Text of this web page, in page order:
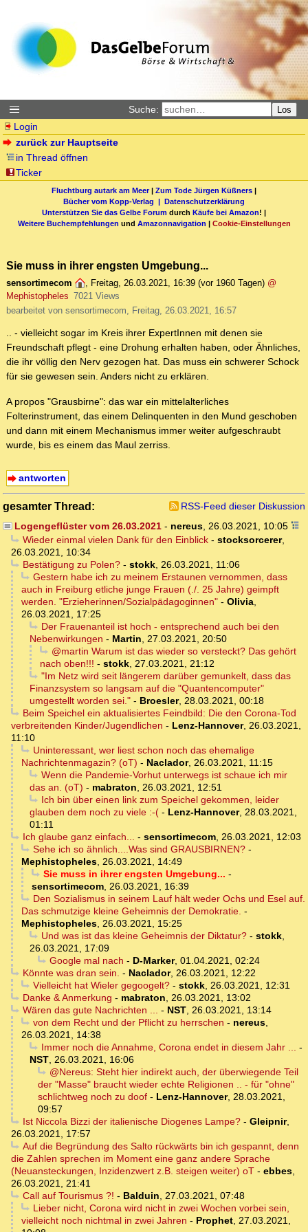
Suche: Los
Login
zurück zur Hauptseite
in Thread öffnen
Ticker
Fluchtburg autark am Meer| Zum Tode Jürgen Küßners |
Bücher vom Kopp-Verlag | Datenschutzerklärung
Unterstützen Sie das Gelbe Forum durch Käufe bei Amazon! |
Weitere Buchempfehlungen und Amazonnavigation | Cookie-Einstellungen
Sie muss in ihrer engsten Umgebung...
sensortimecom , Freitag, 26.03.2021, 16:39 (vor 1960 Tagen) @
Mephistopheles 7021 Views
bearbeitet von sensortimecom, Freitag, 26.03.2021, 16:57
.. - vielleicht sogar im Kreis ihrer ExpertInnen mit denen sie
Freundschaft pflegt - eine Drohung erhalten haben, oder Ähnliches,
die ihr völlig den Nerv gezogen hat. Das muss ein schwerer Schock
für sie gewesen sein. Anders nicht zu erklären.
A propos "Grausbirne": das war ein mittelalterliches
Folterinstrument, das einem Delinquenten in den Mund geschoben
und dann mit einem Mechanismus immer weiter aufgeschraubt
wurde, bis es einem das Maul zerriss.
antworten
gesamter Thread:
RSS-Feed dieser Diskussion
Logengeflüster vom 26.03.2021- nereus, 26.03.2021, 10:05
Wieder einmal vielen Dank für den Einblick- stocksorcerer,
26.03.2021, 10:34
Bestätigung zu Polen?- stokk, 26.03.2021, 11:06
Gestern habe ich zu meinem Erstaunen vernommen, dass
auch in Freiburg etliche junge Frauen (./. 25 Jahre) geimpft
werden. "Erzieherinnen/Sozialpädagoginnen" - Olivia,
26.03.2021, 17:25
Der Frauenanteil ist hoch - entsprechend auch bei den
Nebenwirkungen - Martin, 27.03.2021, 20:50
@martin Warum ist das wieder so versteckt? Das gehört
nach oben!!! - stokk, 27.03.2021, 21:12
"Im Netz wird seit längerem darüber gemunkelt, dass das
Finanzsystem so langsam auf die "Quantencomputer"
umgestellt worden sei." - Broesler, 28.03.2021, 00:18
Beim Speichel ein aktualisiertes Feindbild: Die den Corona-Tod
verbreitenden Kinder/Jugendlichen - Lenz-Hannover, 26.03.2021,
11:10
Uninteressant, wer liest schon noch das ehemalige
Nachrichtenmagazin? (oT) - Naclador, 26.03.2021, 11:15
Wenn die Pandemie-Vorhut unterwegs ist schaue ich mir
das an. (oT) - mabraton, 26.03.2021, 12:51
Ich bin über einen link zum Speichel gekommen, leider
glauben dem noch zu viele :-( - Lenz-Hannover, 28.03.2021,
01:11
Ich glaube ganz einfach... - sensortimecom, 26.03.2021, 12:03
Sehe ich so ähnlich....Was sind GRAUSBIRNEN?-
Mephistopheles, 26.03.2021, 14:49
Sie muss in ihrer engsten Umgebung... -
sensortimecom, 26.03.2021, 16:39
Den Sozialismus in seinem Lauf hält weder Ochs und Esel auf.
Das schmutzige kleine Geheimnis der Demokratie. -
Mephistopheles, 26.03.2021, 15:25
Und was ist das kleine Geheimnis der Diktatur?- stokk,
26.03.2021, 17:09
Google mal nach - D-Marker, 01.04.2021, 02:24
Könnte was dran sein. - Naclador, 26.03.2021, 12:22
Vielleicht hat Wieler gegoogelt?- stokk, 26.03.2021, 12:31
Danke & Anmerkung - mabraton, 26.03.2021, 13:02
Wären das gute Nachrichten ... - NST, 26.03.2021, 13:14
von dem Recht und der Pflicht zu herrschen - nereus,
26.03.2021, 14:38
Immer noch die Annahme, Corona endet in diesem Jahr ... -
NST, 26.03.2021, 16:06
@Nereus: Steht hier indirekt auch, der überwiegende Teil
der "Masse" braucht wieder echte Religionen .. - für "ohne"
schlichtweg noch zu doof - Lenz-Hannover, 28.03.2021,
09:57
Ist Niccola Bizzi der italienische Diogenes Lampe?- Gleipnir,
26.03.2021, 17:57
Auf die Begründung des Salto rückwärts bin ich gespannt, denn
die Zahlen sprechen im Moment eine ganz andere Sprache
(Neuansteckungen, Inzidenzwert z.B. steigen weiter) oT - ebbes,
26.03.2021, 21:41
Call auf Tourismus ?! - Balduin, 27.03.2021, 07:48
Lieber nicht, Corona wird nicht in zwei Wochen vorbei sein,
vielleicht noch nichtmal in zwei Jahren - Prophet, 27.03.2021,